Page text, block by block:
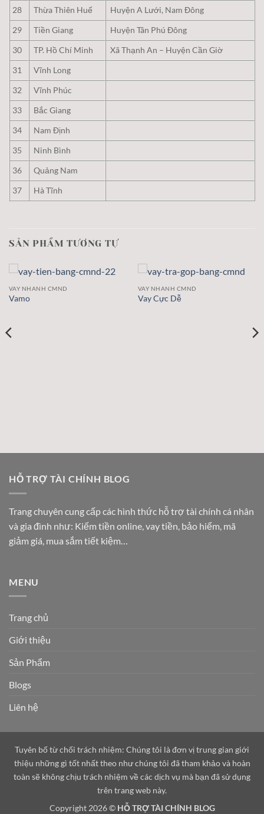
28
Thừa Thiên Huế
Huyện A Lưới, Nam Đông
29
Tiền Giang
Huyện Tân Phú Đông
30
TP. Hồ Chí Minh
Xã Thạnh An – Huyện Cần Giờ
31
Vĩnh Long
32
Vĩnh Phúc
33
Bắc Giang
34
Nam Định
35
Ninh Bình
36
Quảng Nam
37
Hà Tĩnh
SẢN PHẨM TƯƠNG TỰ
VAY NHANH CMND
Vamo
VAY NHANH CMND
Vay Cực Dễ
HỖ TRỢ TÀI CHÍNH BLOG
Trang chuyên cung cấp các hình thức hỗ trợ tài chính cá nhân
và gia đình như: Kiếm tiền online, vay tiền, bảo hiểm, mã
giảm giá, mua sắm tiết kiệm…
MENU
Trang chủ
Giới thiệu
Sản Phẩm
Blogs
Liên hệ
Tuyên bố từ chối trách nhiệm: Chúng tôi là đơn vị trung gian giới
thiệu những gì tốt nhất theo như chúng tôi đã tham khảo và hoàn
toàn sẽ không chịu trách nhiệm về các dịch vụ mà bạn đã sử dụng
trên trang web này.
Copyright 2026 © HỖ TRỢ TÀI CHÍNH BLOG